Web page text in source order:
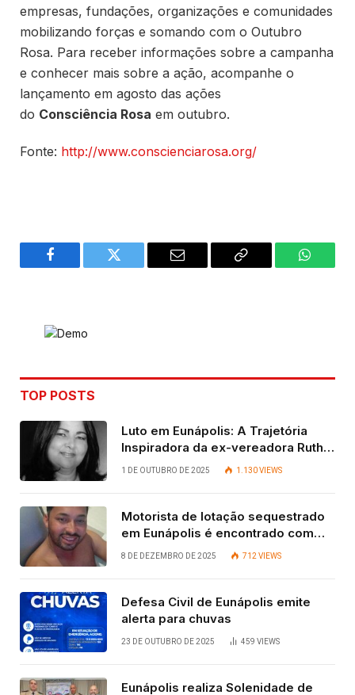
empresas, fundações, organizações e comunidades
mobilizando forças e somando com o Outubro
Rosa. Para receber informações sobre a campanha
e conhecer mais sobre a ação, acompanhe o
lançamento em agosto das ações
do Consciência Rosa em outubro.
Fonte: http://www.conscienciarosa.org/
Facebook Twitter Email
Copy
TOP POSTS
Luto em Eunápolis: A Trajetória
Inspiradora da ex-vereadora Ruth
Contadora
1 DE OUTUBRO DE 2025 1.130VIEWS
Motorista de lotação sequestrado
em Eunápolis é encontrado com
vida após quatro dias.
8 DE DEZEMBRO DE 2025 712 VIEWS
Defesa Civil de Eunápolis emite
alerta para chuvas
23 DE OUTUBRO DE 2025 459 VIEWS
Eunápolis realiza Solenidade de